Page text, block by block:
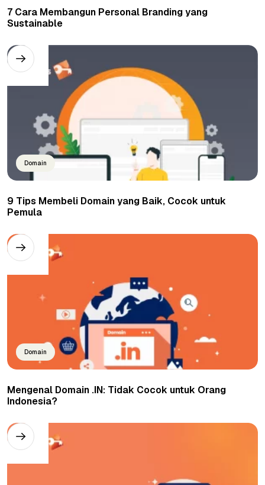
7 Cara Membangun Personal Branding yang
Sustainable
Domain
9 Tips Membeli Domain yang Baik, Cocok untuk
Pemula
Domain
Mengenal Domain .IN: Tidak Cocok untuk Orang
Indonesia?